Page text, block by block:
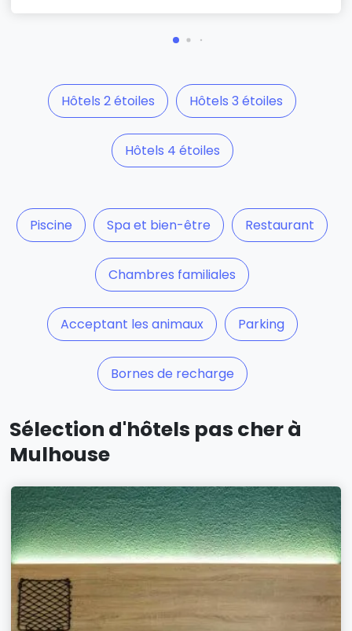
Hôtels 2 étoiles Hôtels 3 étoiles
Hôtels 4 étoiles
Piscine Spa et bien-être Restaurant
Chambres familiales
Acceptant les animaux Parking
Bornes de recharge
Sélection d'hôtels pas cher à
Mulhouse